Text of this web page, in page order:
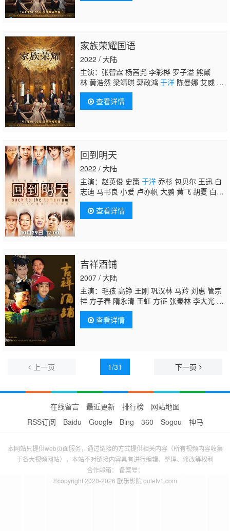
家族荣耀国语
2022 / 大陆
主演：张智霖 杨茜尧 李彩桦 罗子溢 熊黛
林 黄浩然 梁靖琪 郭政鸿 于洋陈曼娜 艾威 余
安安 陈明君 朱鉴然 刘沛蘅 潘艺桐
查看详情
回到明天
2022 / 大陆
主演：赵英俊 史策 于洋乔杉 包贝尔 王迅 白
志迪 马书良 小爱 卢亦帆 大鹏 黄飞 胡夏 白
客 崔志佳 李菁 雪村
查看详情
吉祥酒铺
2007 / 大陆
主演：毛孩 高铮 王刚 巩汉林 马羚 刘惠 管宗
祥 方子春 隋永清 王虹 方征 张秦林 李大光 于
雷于洋张春年 熊漪霓 罗阳 武潼 余思琼 胡
洋 尚言生 尚印泉 马兆刚 王志明 奕祖逊 刘长
生 靳玉华 佟仲琪 李长江 于文仲 刘江 张正
林 红鹰 秦靖文
查看详情
上一页 1/31 下一页
在线留言 最近更新 排行榜
网站地图
RSS订阅
Baidu Google Bing 360 Sogou 神马
本网站只提供web页面服务，通过链接的方式提供相关内容（所有视频内容收集
于各大视频网站），本站不对链接内容具有进行编辑、整理、修改等权利
合作邮箱： 备案号：
©copyright 2020-2026 欧乐影院 ouletv1.com